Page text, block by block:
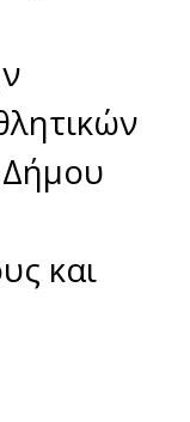
και